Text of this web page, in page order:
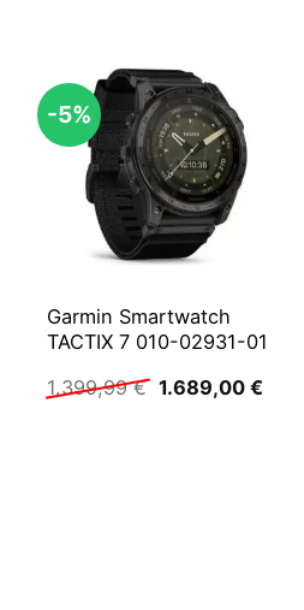
-5%
Garmin Smartwatch
TACTIX 7 010-02931-01
1.399,99€ Ursprünglicher
1.689,00 €